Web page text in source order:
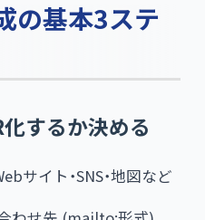
の基本3ステ
するか決める
サイト・SNS・地図など